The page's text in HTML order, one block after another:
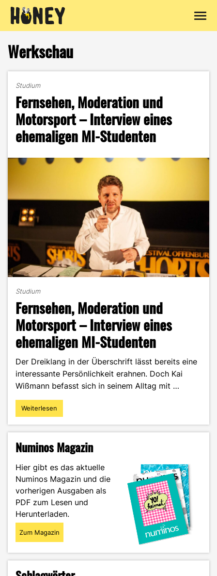
Inhalt
springen
Werkschau
Studium
Fernsehen, Moderation und
Motorsport – Interview eines
ehemaligen MI-Studenten
Studium
Fernsehen, Moderation und
Motorsport – Interview eines
ehemaligen MI-Studenten
Der Dreiklang in der Überschrift lässt bereits eine
interessante Persönlichkeit erahnen. Doch Kai
Wißmann befasst sich in seinem Alltag mit …
"Fernsehen,
Moderation
–
eines
ehemaligen
MI-
Studenten"
Weiterlesen
Numinos Magazin
Hier gibt es das aktuelle
Numinos Magazin und die
vorherigen Ausgaben als
PDF zum Lesen und
Herunterladen.
Zum Magazin